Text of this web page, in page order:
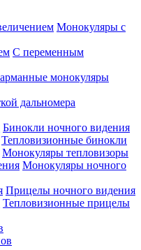
Монокуляры с
С переменным
монокуляры
дальномера
Бинокли ночного видения
Тепловизионные бинокли
Монокуляры тепловизоры
Монокуляры ночного
Прицелы ночного видения
Тепловизионные прицелы